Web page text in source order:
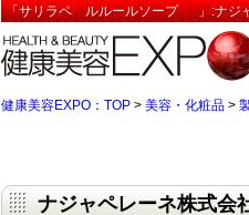
「サリラペ ルルールソープ 」:ナジ
健康美容EXPO：TOP > 美容・化粧品 >
ナジャペレーネ株式会